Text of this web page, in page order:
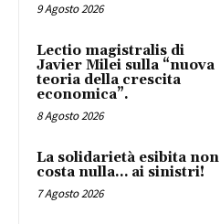
9 Agosto 2026
Lectio magistralis di
Javier Milei sulla “nuova
teoria della crescita
economica”.
8 Agosto 2026
La solidarietà esibita non
costa nulla… ai sinistri!
7 Agosto 2026